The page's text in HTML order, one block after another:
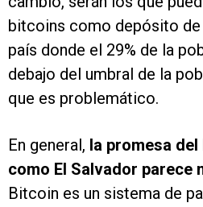
bitcoins como depósito de
país donde el 29% de la
debajo del umbral de la
que es problemático.
En general, la promesa
como El Salvador parece
Bitcoin es un sistema de